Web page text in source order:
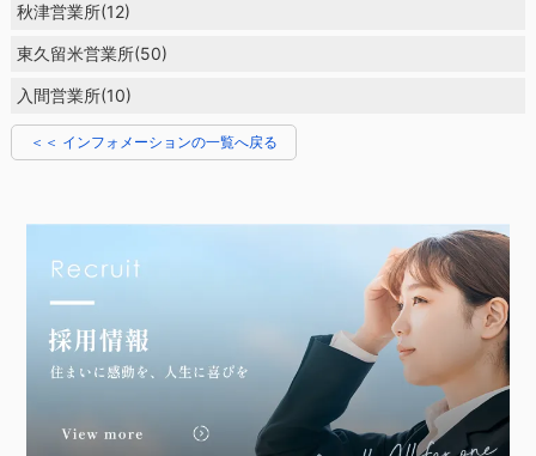
秋津営業所(12)
東久留米営業所(50)
入間営業所(10)
＜＜ インフォメーションの一覧へ戻る